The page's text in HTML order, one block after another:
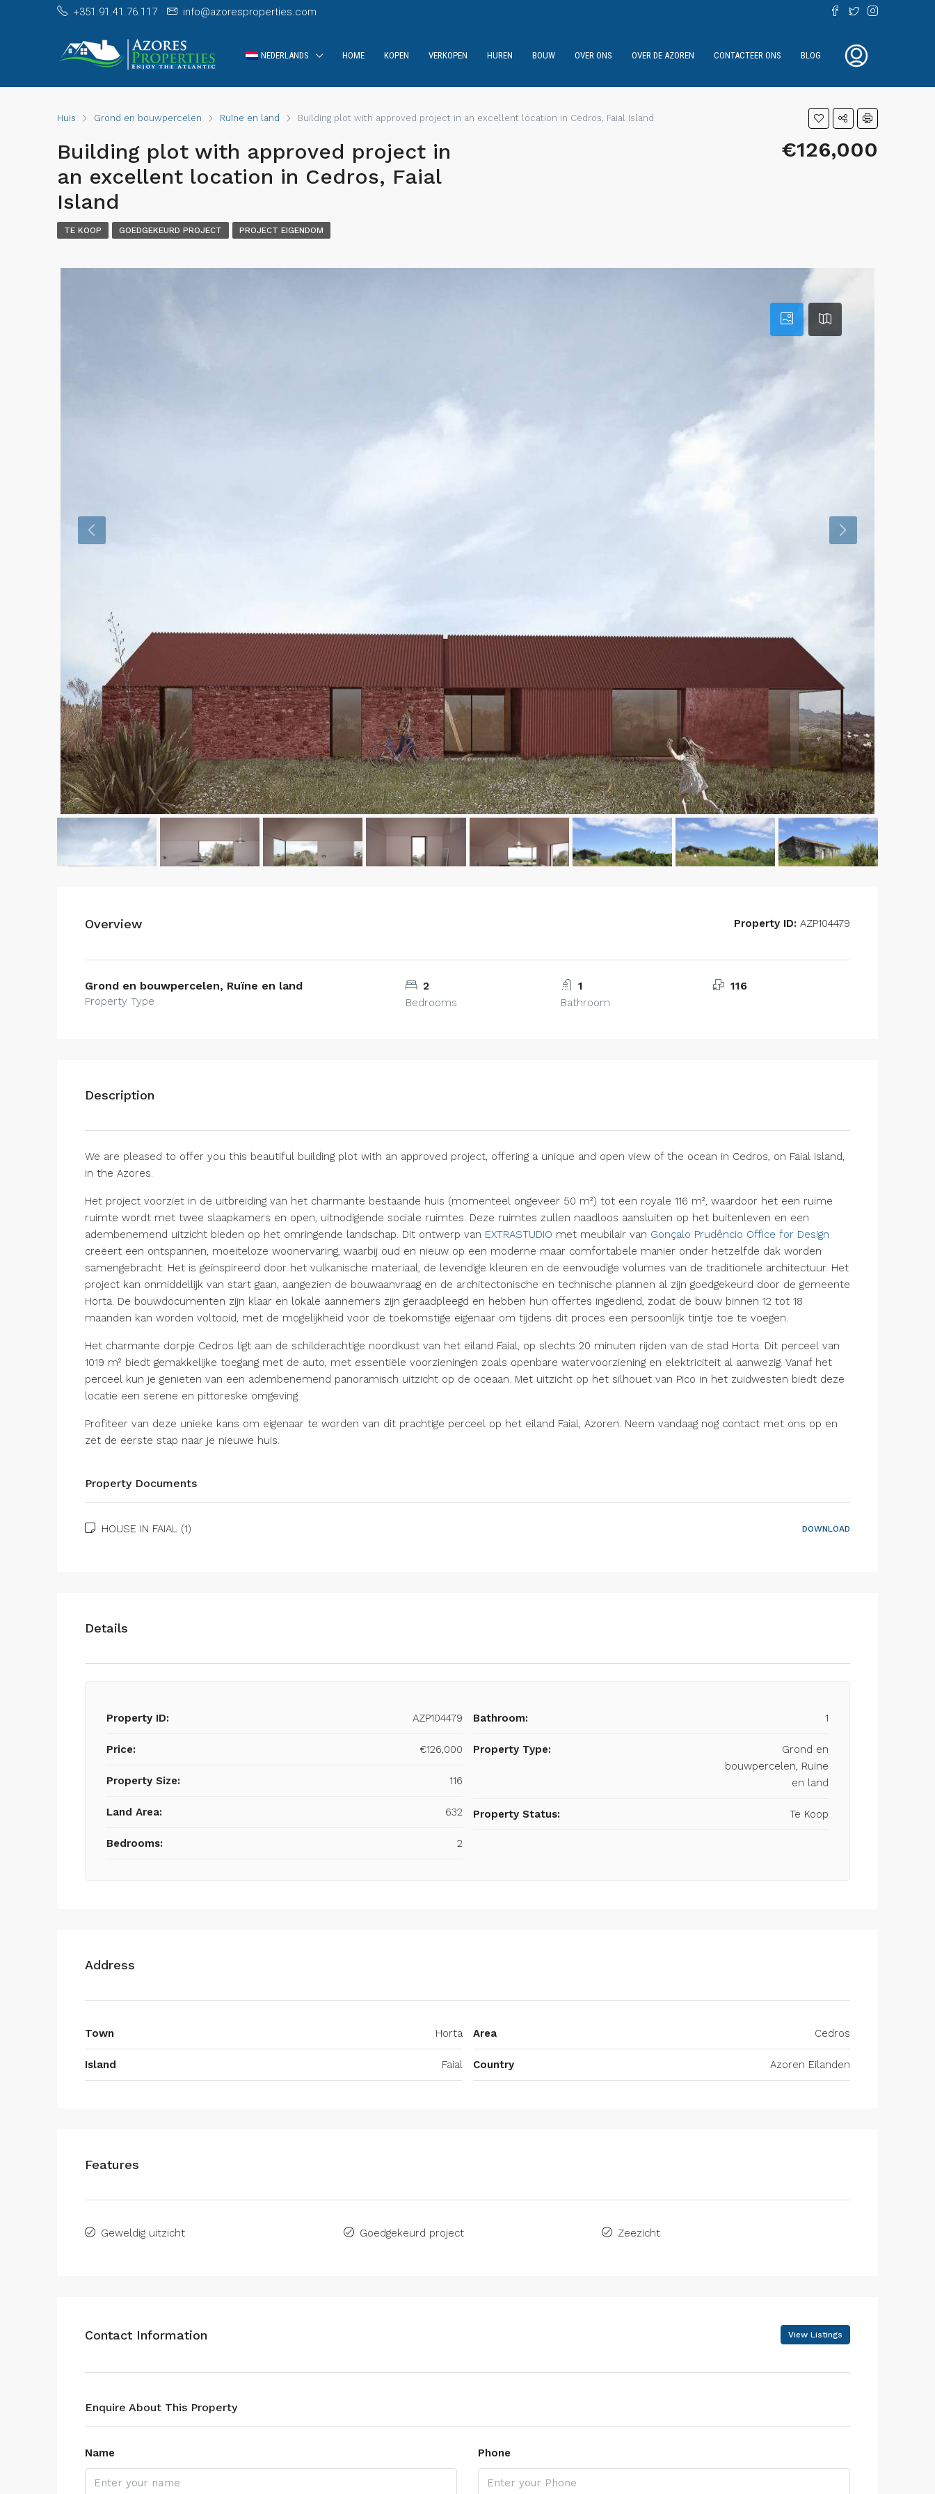
+351.91.41.76.117 info@azoresproperties.com
NEDERLANDS HOME KOPEN VERKOPEN HUREN BOUW OVER ONS OVER DE AZOREN CONTACTEER ONS BLOG
Huis Grond en bouwpercelen Ruïne en land Building plot with approved project in an excellent location in Cedros, Faial Island
Building plot with approved project in
an excellent location in Cedros, Faial
Island
€126,000
TE KOOP GOEDGEKEURD PROJECT PROJECT EIGENDOM
Overview Property ID: AZP104479
Grond en bouwpercelen, Ruïne en land
Property Type
2
Bedrooms
1
Bathroom
116
Description
We are pleased to offer you this beautiful building plot with an approved project, offering a unique and open view of the ocean in Cedros, on Faial Island,
in the Azores.
Het project voorziet in de uitbreiding van het charmante bestaande huis (momenteel ongeveer 50 m²) tot een royale 116 m², waardoor het een ruime
ruimte wordt met twee slaapkamers en open, uitnodigende sociale ruimtes. Deze ruimtes zullen naadloos aansluiten op het buitenleven en een
adembenemend uitzicht bieden op het omringende landschap. Dit ontwerp van EXTRASTUDIO met meubilair van Gonçalo Prudêncio Office for Design
creëert een ontspannen, moeiteloze woonervaring, waarbij oud en nieuw op een moderne maar comfortabele manier onder hetzelfde dak worden
samengebracht. Het is geïnspireerd door het vulkanische materiaal, de levendige kleuren en de eenvoudige volumes van de traditionele architectuur. Het
project kan onmiddellijk van start gaan, aangezien de bouwaanvraag en de architectonische en technische plannen al zijn goedgekeurd door de gemeente
Horta. De bouwdocumenten zijn klaar en lokale aannemers zijn geraadpleegd en hebben hun offertes ingediend, zodat de bouw binnen 12 tot 18
maanden kan worden voltooid, met de mogelijkheid voor de toekomstige eigenaar om tijdens dit proces een persoonlijk tintje toe te voegen.
Het charmante dorpje Cedros ligt aan de schilderachtige noordkust van het eiland Faial, op slechts 20 minuten rijden van de stad Horta. Dit perceel van
1019 m² biedt gemakkelijke toegang met de auto, met essentiële voorzieningen zoals openbare watervoorziening en elektriciteit al aanwezig. Vanaf het
perceel kun je genieten van een adembenemend panoramisch uitzicht op de oceaan. Met uitzicht op het silhouet van Pico in het zuidwesten biedt deze
locatie een serene en pittoreske omgeving.
Profiteer van deze unieke kans om eigenaar te worden van dit prachtige perceel op het eiland Faial, Azoren. Neem vandaag nog contact met ons op en
zet de eerste stap naar je nieuwe huis.
Property Documents
HOUSE IN FAIAL (1) DOWNLOAD
Details
Property ID: AZP104479
Price: €126,000
Property Size: 116
Land Area: 632
Bedrooms: 2
Bathroom: 1
Property Type:
Grond en
bouwpercelen, Ruïne
en land
Property Status: Te Koop
Address
Town Horta
Island Faial
Area Cedros
Country Azoren Eilanden
Features
Geweldig uitzicht Goedgekeurd project Zeezicht
Contact Information View Listings
Enquire About This Property
Name Phone